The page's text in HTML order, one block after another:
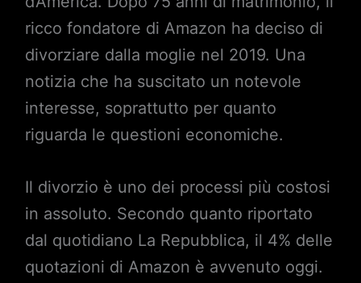
ricco fondatore di Amazon ha deciso di
divorziare dalla moglie nel 2019. Una
notizia che ha suscitato un notevole
interesse, soprattutto per quanto
riguarda le questioni economiche.
Il divorzio è uno dei processi più costosi
in assoluto. Secondo quanto riportato
dal quotidiano La Repubblica, il 4% delle
quotazioni di Amazon è avvenuto oggi.